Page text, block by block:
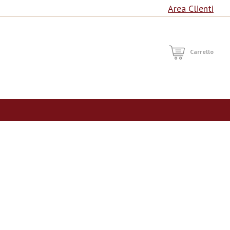
Area Clienti
Carrello